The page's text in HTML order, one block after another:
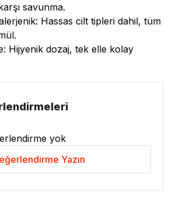
savunma.
Hassas cilt tipleri dahil, tüm
Hijyenik dozaj, tek elle kolay
yok
Yazın